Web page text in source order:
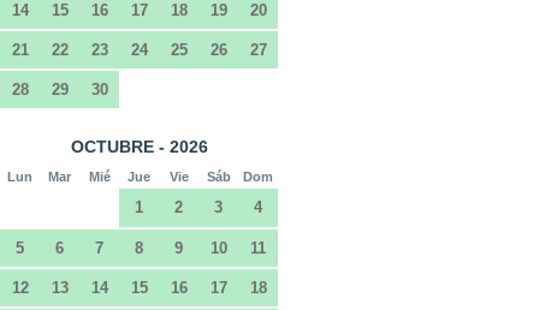
14 15 16 17 18 19 20
21 22 23 24 25 26 27
28 29 30
OCTUBRE - 2026
Lun Mar Mié Jue Vie Sáb Dom
1 2 3 4
5 6 7 8 9 10 11
12 13 14 15 16 17 18